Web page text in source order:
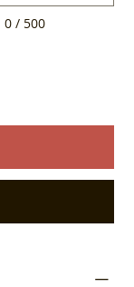
0 / 500